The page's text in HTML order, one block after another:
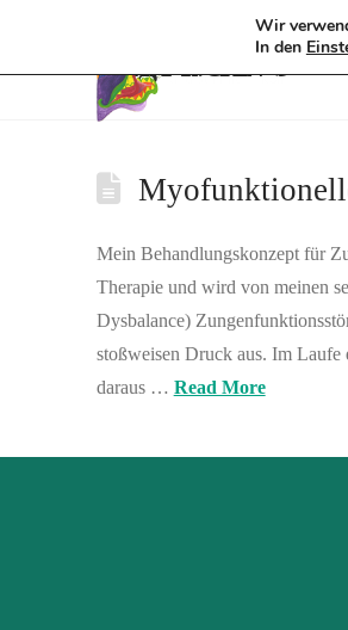
Tag Archive
Mein Behandlungskonzept für
Therapie und wird von meinen
Dysbalance)
stoßweisen Druck aus. Im
daraus … Read More
Wir
In den